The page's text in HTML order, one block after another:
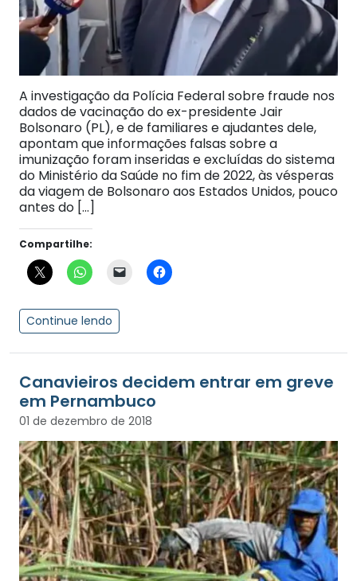
A investigação da Polícia Federal sobre fraude nos
dados de vacinação do ex-presidente Jair
Bolsonaro (PL), e de familiares e ajudantes dele,
apontam que informações falsas sobre a
imunização foram inseridas e excluídas do sistema
do Ministério da Saúde no fim de 2022, às vésperas
da viagem de Bolsonaro aos Estados Unidos, pouco
antes do […]
Compartilhe:
Continue lendo
Canavieiros decidem entrar em greve
em Pernambuco
01 de dezembro de 2018